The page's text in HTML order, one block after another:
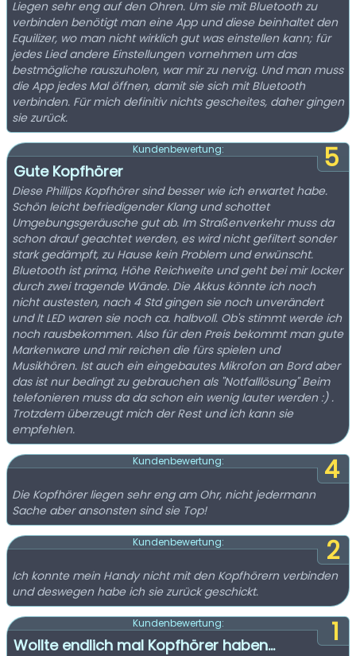
Liegen sehr eng auf den Ohren. Um sie mit Bluetooth zu
verbinden benötigt man eine App und diese beinhaltet den
Equilizer, wo man nicht wirklich gut was einstellen kann; für
jedes Lied andere Einstellungen vornehmen um das
bestmögliche rauszuholen, war mir zu nervig. Und man muss
die App jedes Mal öffnen, damit sie sich mit Bluetooth
verbinden. Für mich definitiv nichts gescheites, daher gingen
sie zurück.
5
Kundenbewertung:
Gute Kopfhörer
Diese Phillips Kopfhörer sind besser wie ich erwartet habe.
Schön leicht befriedigender Klang und schottet
Umgebungsgeräusche gut ab. Im Straßenverkehr muss da
schon drauf geachtet werden, es wird nicht gefiltert sonder
stark gedämpft, zu Hause kein Problem und erwünscht.
Bluetooth ist prima, Höhe Reichweite und geht bei mir locker
durch zwei tragende Wände. Die Akkus könnte ich noch
nicht austesten, nach 4 Std gingen sie noch unverändert
und lt LED waren sie noch ca. halbvoll. Ob's stimmt werde ich
noch rausbekommen. Also für den Preis bekommt man gute
Markenware und mir reichen die fürs spielen und
Musikhören. Ist auch ein eingebautes Mikrofon an Bord aber
das ist nur bedingt zu gebrauchen als "Notfalllösung" Beim
telefonieren muss da da schon ein wenig lauter werden :) .
Trotzdem überzeugt mich der Rest und ich kann sie
empfehlen.
4
Kundenbewertung:
Die Kopfhörer liegen sehr eng am Ohr, nicht jedermann
Sache aber ansonsten sind sie Top!
2
Kundenbewertung:
Ich konnte mein Handy nicht mit den Kopfhörern verbinden
und deswegen habe ich sie zurück geschickt.
1
Kundenbewertung:
Wollte endlich mal Kopfhörer haben...